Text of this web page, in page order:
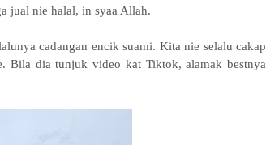
jual nie halal, in syaa Allah.
cadangan encik suami. Kita nie selalu cakap
Bila dia tunjuk video kat Tiktok, alamak bestnya